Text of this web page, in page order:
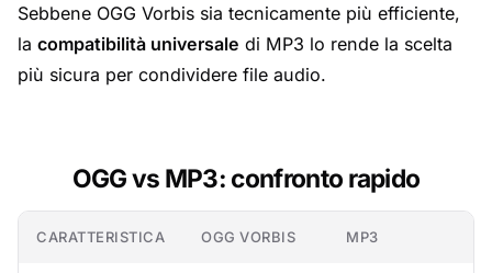
Sebbene OGG Vorbis sia tecnicamente più efficiente,
la compatibilità universale di MP3 lo rende la scelta
più sicura per condividere file audio.
OGG vs MP3: confronto rapido
CARATTERISTICA OGG VORBIS MP3